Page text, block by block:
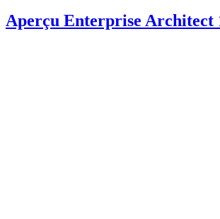
Aperçu Enterprise Architect